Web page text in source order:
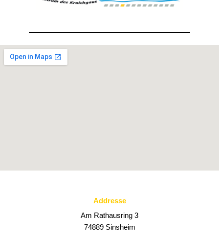
Addresse
Am Rathausring 3
74889 Sinsheim